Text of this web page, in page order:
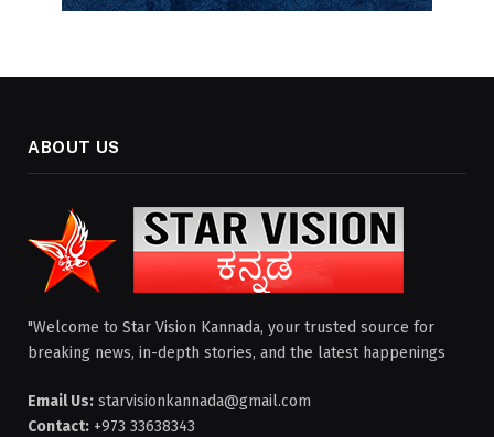
ABOUT US
"Welcome to Star Vision Kannada, your trusted source for
breaking news, in-depth stories, and the latest happenings
Email Us: starvisionkannada@gmail.com
Contact: +973 33638343